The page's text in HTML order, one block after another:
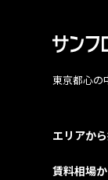
東京都心の
エリアか
賃料相場